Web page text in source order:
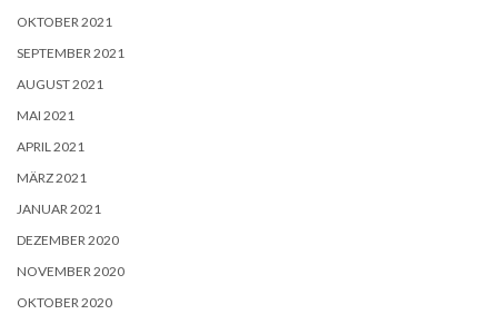
OKTOBER 2021
SEPTEMBER 2021
AUGUST 2021
MAI 2021
APRIL 2021
MÄRZ 2021
JANUAR 2021
DEZEMBER 2020
NOVEMBER 2020
OKTOBER 2020